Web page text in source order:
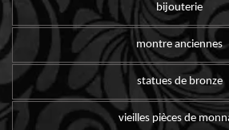
bijouterie
montre anciennes
statues de bronze
vieilles pièces de